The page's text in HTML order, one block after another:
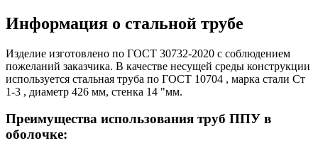
Информация о стальной трубе
Изделие изготовлено по ГОСТ 30732-2020 с соблюдением
пожеланий заказчика. В качестве несущей среды конструкции
используется стальная труба по ГОСТ 10704 , марка стали Ст
1-3 , диаметр 426 мм, стенка 14 "мм.
Преимущества использования труб ППУ в
оболочке: